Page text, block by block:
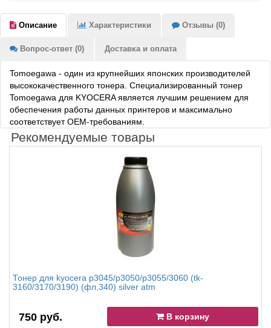
Описание Характеристики Отзывы (0)
Вопрос-ответ (0) Доставка и оплата
Tomoegawa - один из крупнейших японских производителей
высококачественного тонера. Специализированный тонер
Tomoegawa для KYOCERA является лучшим решением для
обеспечения работы данных принтеров и максимально
соответствует OEM-требованиям.
Рекомендуемые товары
Тонер для kyocera p3045/p3050/p3055/3060 (tk-
3160/3170/3190) (фл,340) silver atm
750 руб. В корзину